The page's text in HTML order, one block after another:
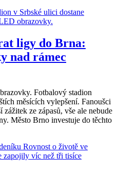
ligy do Brna:
nad rámec
Fotbalový stadion
měsících vylepšení. Fanoušci
ze zápasů, vše ale nebude
Město Brno investuje do těchto